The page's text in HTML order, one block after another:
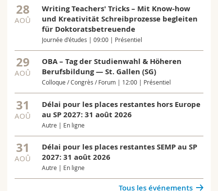
28
AOÛ
Writing Teachers' Tricks – Mit Know-how
und Kreativität Schreibprozesse begleiten
für Doktoratsbetreuende
Journée d'études | 09:00 | Présentiel
29
AOÛ
OBA – Tag der Studienwahl & Höheren
Berufsbildung — St. Gallen (SG)
Colloque / Congrès / Forum | 12:00 | Présentiel
31
AOÛ
Délai pour les places restantes hors Europe
au SP 2027: 31 août 2026
Autre | En ligne
31
AOÛ
Délai pour les places restantes SEMP au SP
2027: 31 août 2026
Autre | En ligne
Tous les événements